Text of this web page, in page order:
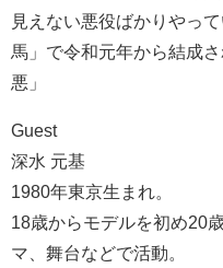
見えない悪役ばかりやっ
馬」で令和元年から結成
悪」
Guest
深水 元基
1980年東京生まれ。
18歳からモデルを初め20
マ、舞台などで活動。